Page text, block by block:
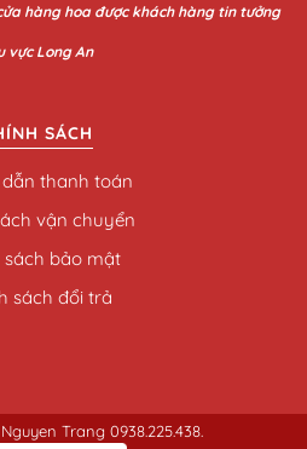
hàng hoa được khách hàng tin tưởng
vực Long An
SÁCH
thanh toán
vận chuyển
sách bảo mật
sách đổi trả
Trang 0938.225.438.